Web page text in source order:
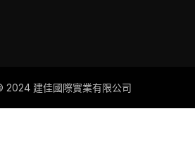
建佳國際實業有限公司